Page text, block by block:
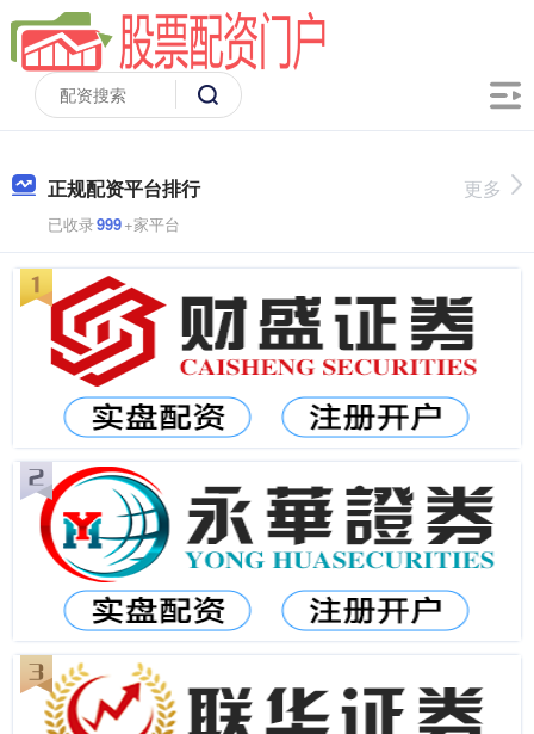
正规配资平台排行
已收录999+家平台
更多